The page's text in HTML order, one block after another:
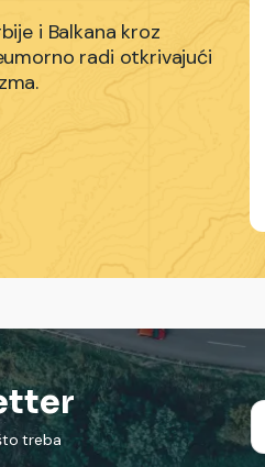
i Balkana kroz
radi otkrivajući
treba